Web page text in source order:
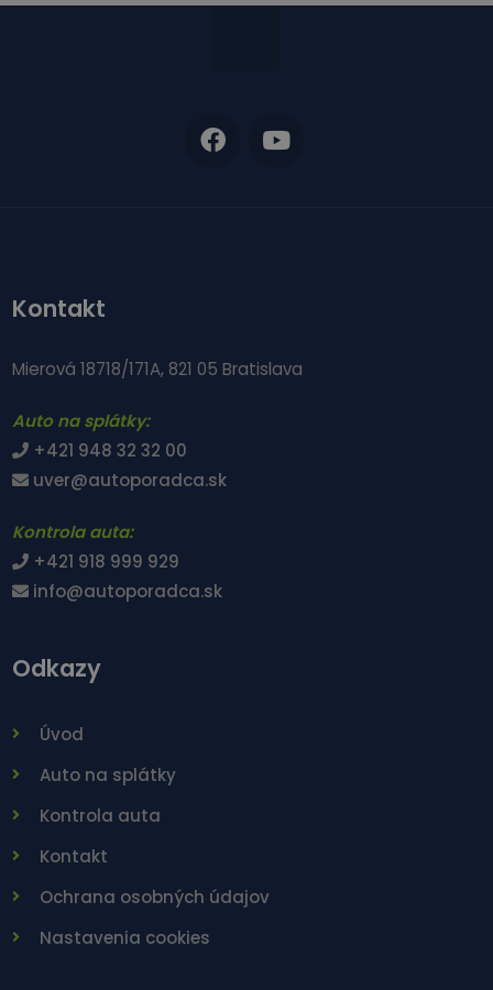
Kontakt
Mierová 18718/171A, 821 05 Bratislava
Auto na splátky:
+421 948 32 32 00
uver@autoporadca.sk
Kontrola auta:
+421 918 999 929
info@autoporadca.sk
Odkazy
Úvod
Auto na splátky
Kontrola auta
Kontakt
Ochrana osobných údajov
Nastavenia cookies